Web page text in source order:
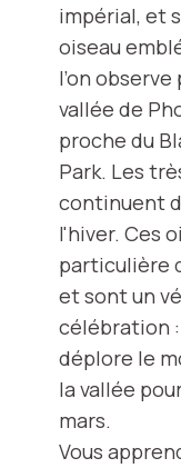
impérial, et
oiseau
l’on
vallée de
proche du
Park. Les
continuent
l'hiver. Ces
particulière
et sont un
célébration
déplore le
la vallée
mars.
Vous